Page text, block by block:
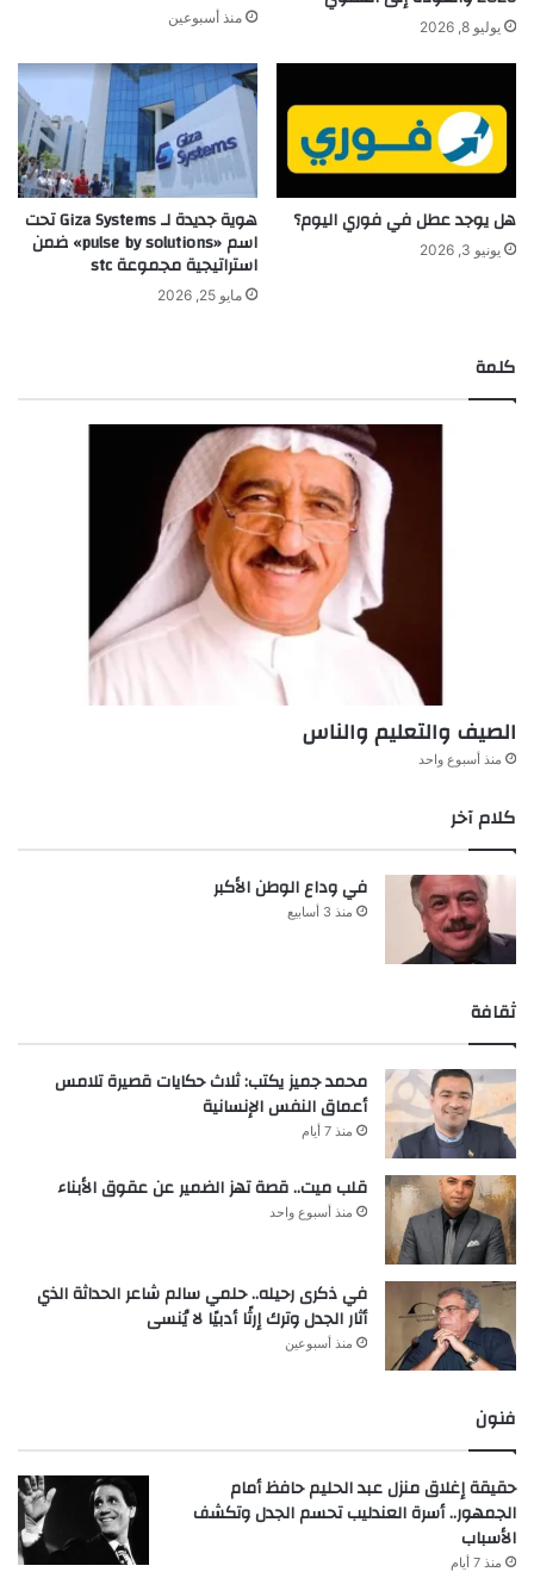
يوليو 8, 2026
منذ أسبوعين
هل يوجد عطل في فوري اليوم؟
يونيو 3, 2026
هوية جديدة لـ Giza Systems تحت
اسم «pulse by solutions» ضمن
استراتيجية مجموعة stc
مايو 25, 2026
كلمة
الصيف والتعليم والناس
منذ أسبوع واحد
كلام آخر
في وداع الوطن الأكبر
منذ 3 أسابيع
ثقافة
محمد جميز يكتب: ثلاث حكايات قصيرة تلامس
أعماق النفس الإنسانية
منذ 7 أيام
قلب ميت.. قصة تهز الضمير عن عقوق الأبناء
منذ أسبوع واحد
في ذكرى رحيله.. حلمي سالم شاعر الحداثة الذي
أثار الجدل وترك إرثًا أدبيًا لا يُنسى
منذ أسبوعين
فنون
حقيقة إغلاق منزل عبد الحليم حافظ أمام
الجمهور.. أسرة العندليب تحسم الجدل وتكشف
الأسباب
منذ 7 أيام